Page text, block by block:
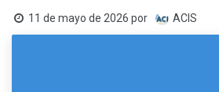
11 de mayo de 2026 por ACIS